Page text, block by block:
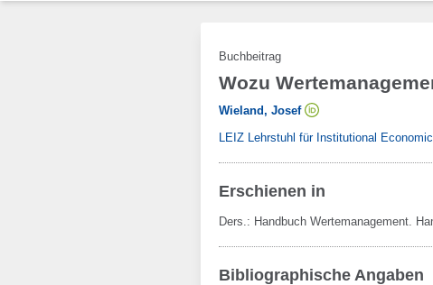
Buchbeitrag
Wozu
Wieland, Josef
LEIZ Lehrstuhl für Institutional
Erschienen in
Ders.: Handbuch Wertemanagement.
Bibliographische Angaben